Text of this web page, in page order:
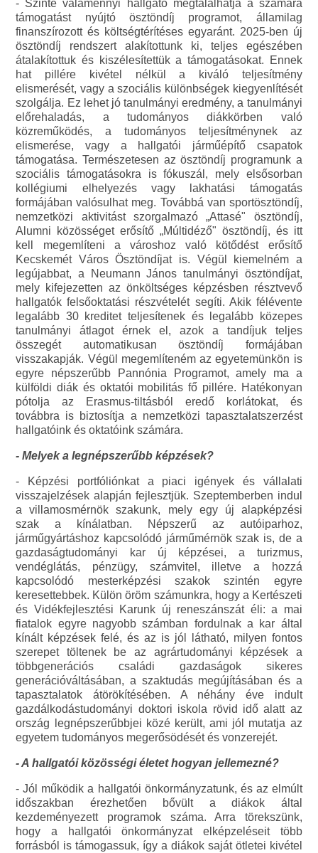
- Szinte valamennyi hallgató megtalálhatja a számára
támogatást nyújtó ösztöndíj programot, államilag
finanszírozott és költségtérítéses egyaránt. 2025-ben új
ösztöndíj rendszert alakítottunk ki, teljes egészében
átalakítottuk és kiszélesítettük a támogatásokat. Ennek
hat pillére kivétel nélkül a kiváló teljesítmény
elismerését, vagy a szociális különbségek kiegyenlítését
szolgálja. Ez lehet jó tanulmányi eredmény, a tanulmányi
előrehaladás, a tudományos diákkörben való
közreműködés, a tudományos teljesítménynek az
elismerése, vagy a hallgatói járműépítő csapatok
támogatása. Természetesen az ösztöndíj programunk a
szociális támogatásokra is fókuszál, mely elsősorban
kollégiumi elhelyezés vagy lakhatási támogatás
formájában valósulhat meg. Továbbá van sportösztöndíj,
nemzetközi aktivitást szorgalmazó „Attasé" ösztöndíj,
Alumni közösséget erősítő „Múltidéző" ösztöndíj, és itt
kell megemlíteni a városhoz való kötődést erősítő
Kecskemét Város Ösztöndíjat is. Végül kiemelném a
legújabbat, a Neumann János tanulmányi ösztöndíjat,
mely kifejezetten az önköltséges képzésben résztvevő
hallgatók felsőoktatási részvételét segíti. Akik félévente
legalább 30 kreditet teljesítenek és legalább közepes
tanulmányi átlagot érnek el, azok a tandíjuk teljes
összegét automatikusan ösztöndíj formájában
visszakapják. Végül megemlíteném az egyetemünkön is
egyre népszerűbb Pannónia Programot, amely ma a
külföldi diák és oktatói mobilitás fő pillére. Hatékonyan
pótolja az Erasmus-tiltásból eredő korlátokat, és
továbbra is biztosítja a nemzetközi tapasztalatszerzést
hallgatóink és oktatóink számára.
- Melyek a legnépszerűbb képzések?
- Képzési portfóliónkat a piaci igények és vállalati
visszajelzések alapján fejlesztjük. Szeptemberben indul
a villamosmérnök szakunk, mely egy új alapképzési
szak a kínálatban. Népszerű az autóiparhoz,
járműgyártáshoz kapcsolódó járműmérnök szak is, de a
gazdaságtudományi kar új képzései, a turizmus,
vendéglátás, pénzügy, számvitel, illetve a hozzá
kapcsolódó mesterképzési szakok szintén egyre
keresettebbek. Külön öröm számunkra, hogy a Kertészeti
és Vidékfejlesztési Karunk új reneszánszát éli: a mai
fiatalok egyre nagyobb számban fordulnak a kar által
kínált képzések felé, és az is jól látható, milyen fontos
szerepet töltenek be az agrártudományi képzések a
többgenerációs családi gazdaságok sikeres
generációváltásában, a szaktudás megújításában és a
tapasztalatok átörökítésében. A néhány éve indult
gazdálkodástudományi doktori iskola rövid idő alatt az
ország legnépszerűbbjei közé került, ami jól mutatja az
egyetem tudományos megerősödését és vonzerejét.
- A hallgatói közösségi életet hogyan jellemezné?
- Jól működik a hallgatói önkormányzatunk, és az elmúlt
időszakban érezhetően bővült a diákok által
kezdeményezett programok száma. Arra törekszünk,
hogy a hallgatói önkormányzat elképzeléseit több
forrásból is támogassuk, így a diákok saját ötletei kivétel